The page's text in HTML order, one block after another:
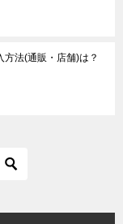
法(通販・店舗)は？